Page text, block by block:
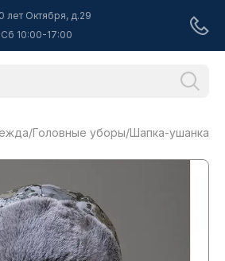
лет Октября, д.29
10:00-17:00
/Головные уборы/Шапка-ушанка